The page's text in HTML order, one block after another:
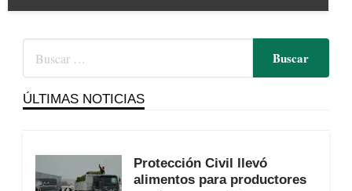
ÚLTIMAS NOTICIAS
Protección Civil llevó
alimentos para productores